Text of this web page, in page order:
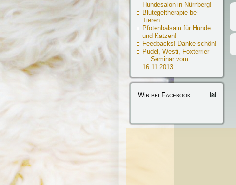
Hundesalon in Nürnberg!
Blutegeltherapie bei
Tieren
Pfotenbalsam für Hunde
und Katzen!
Feedbacks! Danke schön!
Pudel, Westi, Foxterrier
… Seminar vom
16.11.2013
Wir bei Facebook